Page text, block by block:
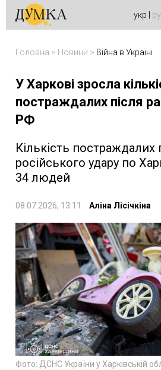
укр
Головна > Новини > Війна в Україні
У Харкові зросла
постраждалих після
РФ
Кількість постраждалих
російського удару по
34 людей
08.07.2026, 13:11 Аліна Лісічкіна
Фото: ДСНС України у Харківській